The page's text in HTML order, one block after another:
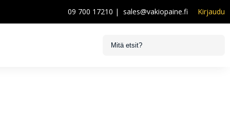
09 700 17210 | sales@vakiopaine.fi Kirjaudu